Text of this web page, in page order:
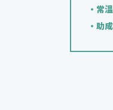
・常
・助